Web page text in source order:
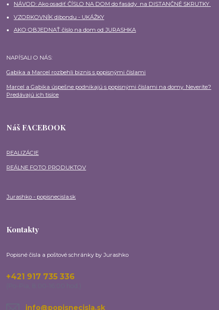
NÁVOD: Ako osadiť ČÍSLO NA DOM do fasády na DISTANČNÉ SKRUTKY
VZORKOVNÍK dibondu - UKÁŽKY
AKO OBJEDNAŤ číslo na dom od JURASHKA
NAPÍSALI O NÁS:
Gabika a Marcel rozbehli biznis s popisnými číslami
Marcel a Gabika úspešne podnikajú s popisnými číslami na domy. Neveríte?
Predávajú ich tisíce
Náš FACEBOOK
REALIZÁCIE
REÁLNE FOTO PRODUKTOV
Jurashko - popisnecisla.sk
Kontakty
Popisné čísla a poštové schránky by Jurashko
+421 917 735 336
info@popisnecisla.sk